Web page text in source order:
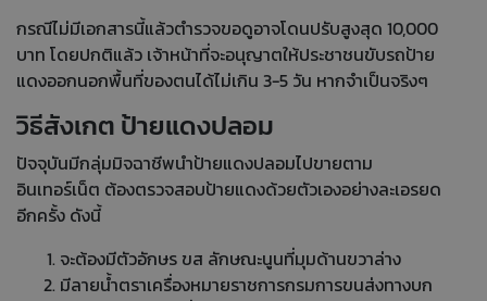
กรณีไม่มีเอกสารนี้แล้วตำรวจขอดูอาจโดนปรับสูงสุด 10,000
บาท โดยปกติแล้ว เจ้าหน้าที่จะอนุญาตให้ประชาชนขับรถป้าย
แดงออกนอกพื้นที่ของตนได้ไม่เกิน 3-5 วัน หากจำเป็นจริงๆ
วิธีสังเกต ป้ายแดงปลอม
ปัจจุบันมีกลุ่มมิจฉาชีพนำป้ายแดงปลอมไปขายตาม
อินเทอร์เน็ต ต้องตรวจสอบป้ายแดงด้วยตัวเองอย่างละเอรยด
อีกครั้ง ดังนี้
จะต้องมีตัวอักษร ขส ลักษณะนูนที่มุมด้านขวาล่าง
มีลายน้ำตราเครื่องหมายราชการกรมการขนส่งทางบก